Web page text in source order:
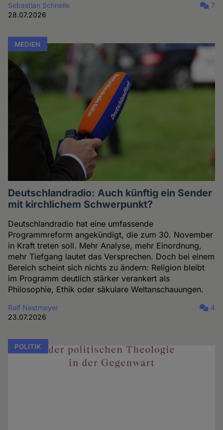
Sebastian Schnelle
28.07.2026
7
MEDIEN
Deutschlandradio: Auch künftig ein Sender
mit kirchlichem Schwerpunkt?
Deutschlandradio hat eine umfassende
Programmreform angekündigt, die zum 30. November
in Kraft treten soll. Mehr Analyse, mehr Einordnung,
mehr Tiefgang lautet das Versprechen. Doch bei einem
Bereich scheint sich nichts zu ändern: Religion bleibt
im Programm deutlich stärker verankert als
Philosophie, Ethik oder säkulare Weltanschauungen.
Ralf Nestmeyer
23.07.2026
4
POLITIK